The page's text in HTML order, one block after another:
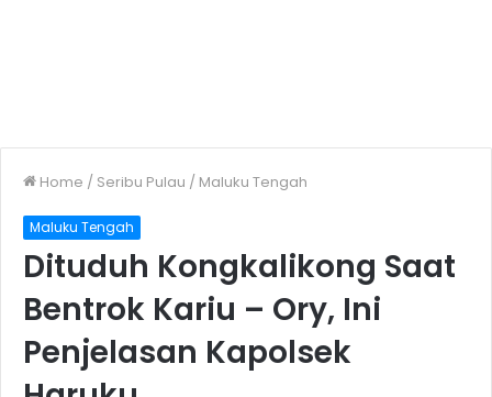
Home / Seribu Pulau / Maluku Tengah
Maluku Tengah
Dituduh Kongkalikong Saat
Bentrok Kariu – Ory, Ini
Penjelasan Kapolsek